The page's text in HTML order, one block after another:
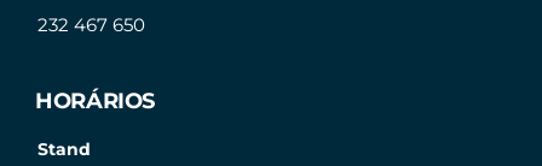
232 467 650
HORÁRIOS
Stand